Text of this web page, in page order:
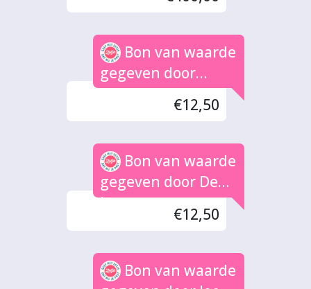
Bon van waarde
gegeven door
Lucas
€12,50
Bon van waarde
gegeven door De
hoven
€12,50
Bon van waarde